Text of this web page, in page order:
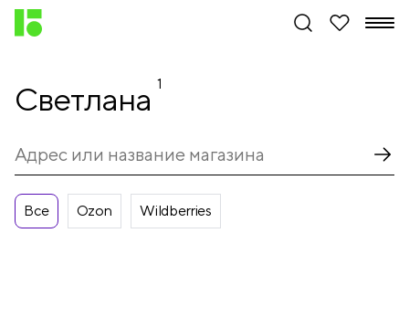
Светлана 1
Все Ozon Wildberries